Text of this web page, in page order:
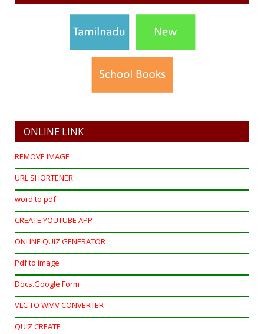
ONLINE LINK
REMOVE IMAGE
URL SHORTENER
word to pdf
CREATE YOUTUBE APP
ONLINE QUIZ GENERATOR
Pdf to image
Docs.Google Form
VLC TO WMV CONVERTER
QUIZ CREATE